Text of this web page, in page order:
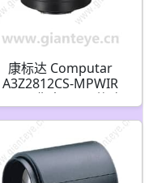
康标达 Computar
A3Z2812CS-MPWIR
500万像素 1/2.7英寸
头 HD 系列手动光圈红
外校正(CS接口)